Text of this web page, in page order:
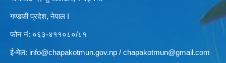
गण्डकी प्रदेश, नेपाल I
फोन नं: ०६३-४११०८०/८१
ई-मेल: info@chapakotmun.gov.np / chapakotmun@gmail.com